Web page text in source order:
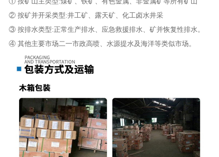
② 按矿并开采类型:井工矿、露天矿、化工卤水井采
③ 按排水类型:正常生产排水、应急救援排水、矿并恢复性排水。
④ 其他主要市场二一市政高喷、水源提水及海洋等类似市场。